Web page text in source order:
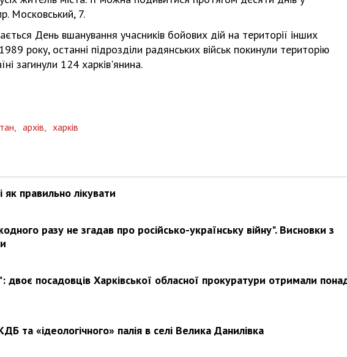
Московський, 7.
День вшанування учасників бойових дій на території інших
року, останні підрозділи радянських військ покинули територію
загинули 124 харків'янина.
архів, харків
правильно лікувати
разу не згадав про російсько-українську війну". Висновки з
двоє посадовців Харківської обласної прокуратури отримали
та «ідеологічного» палія в селі Велика Данилівка